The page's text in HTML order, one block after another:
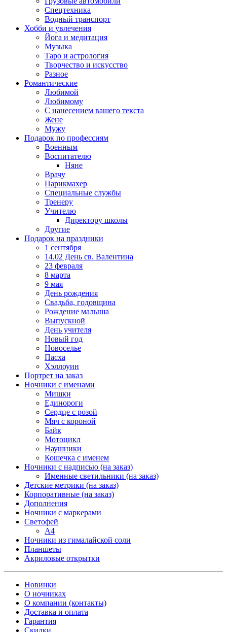
Спецтехника
Водный транспорт
Хобби и увлечения
Йога и медитация
Музыка
Таро и астрология
Творчество и искусство
Разное
Романтические
Любимой
Любимому
С нанесением вашего текста
Жене
Мужу
Подарок по профессиям
Военным
Воспитателю
Няне
Врачу
Парикмахер
Специальные службы
Тренеру
Учителю
Директору школы
Другие
Подарок на праздники
1 сентября
14.02 День св. Валентина
23 февраля
8 марта
9 мая
День рождения
Свадьба, годовщина
Рождение малыша
Выпускной
День учителя
Новый год
Новоселье
Пасха
Хэллоуин
Портрет на заказ
Ночники с именами
Мишки
Единороги
Сердце с розой
Мяч с короной
Байк
Мотоцикл
Наушники
Кошечка с именем
Ночники с надписью (на заказ)
Именные светильники (на заказ)
Детские метрики (на заказ)
Корпоративные (на заказ)
Дополнения
Ночники с маркерами
Светофей
А4
Ночники из гималайской соли
Планшеты
Акриловые открытки
Новинки
О ночниках
О компании (контакты)
Доставка и оплата
Гарантия
Скидки